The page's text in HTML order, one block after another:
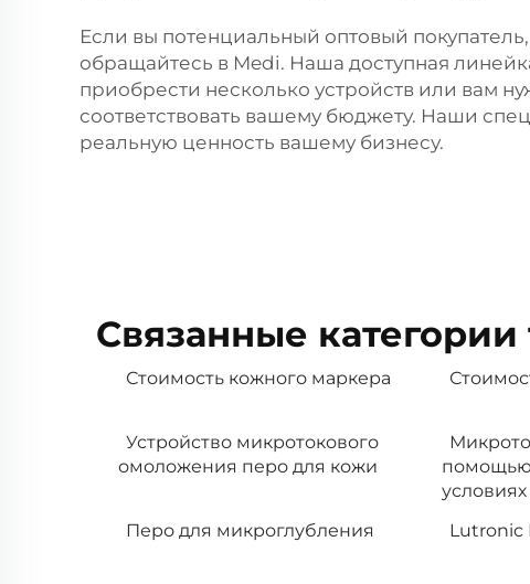
Если вы потенциальный оптовый
обращайтесь в Medi. Наша доступная
приобрести несколько устройств или вам
соответствовать вашему бюджету. Наши
реальную ценность вашему бизнесу.
Связанные категории
Стоимость кожного маркера
Устройство микротокового
омоложения перо для кожи
условиях
Перо для микроглубления Lutronic